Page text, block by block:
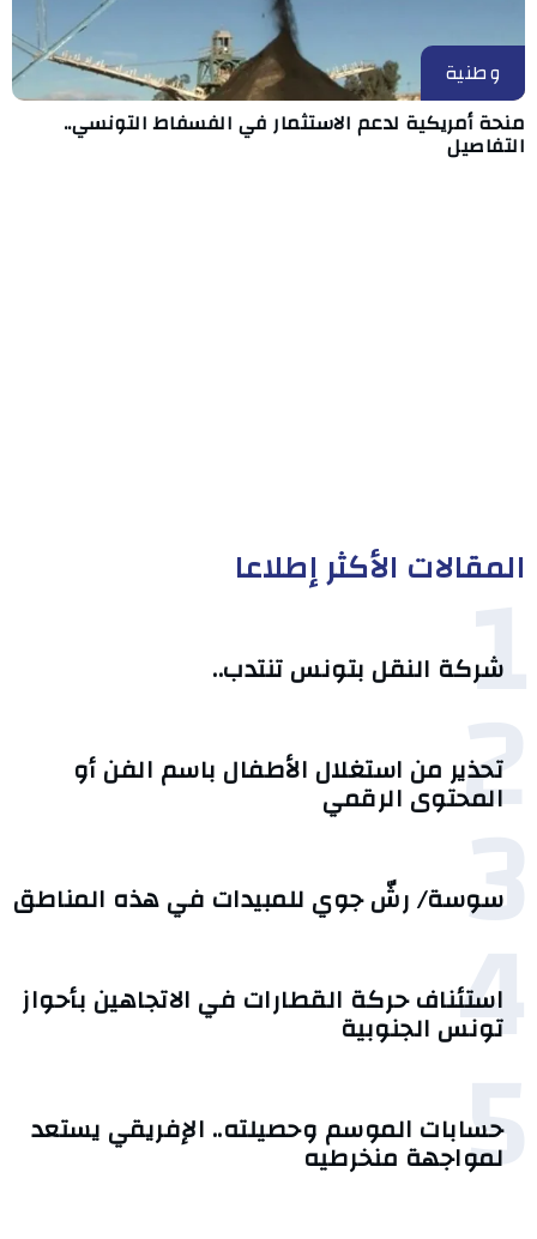
وطنية
منحة أمريكية لدعم الاستثمار في الفسفاط التونسي..
التفاصيل
المقالات الأكثر إطلاعا
1
شركة النقل بتونس تنتدب..
2
تحذير من استغلال الأطفال باسم الفن أو
المحتوى الرقمي
3
سوسة/ رشّ جوي للمبيدات في هذه المناطق
4
استئناف حركة القطارات في الاتجاهين بأحواز
تونس الجنوبية
5
حسابات الموسم وحصيلته.. الإفريقي يستعد
لمواجهة منخرطيه